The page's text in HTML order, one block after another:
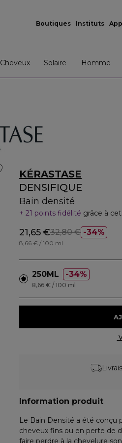
Boutiques Instituts App
Cheveux Solaire Homme
KÉRASTASE
DENSIFIQUE
Bain densité
21 points fidélité grâce à
34%
21,65 €32,80 €
8,66 € / 100 ml
250ML 34%
8,66 € / 100 ml
Information produit
Le Bain Densité a été conçu
cheveux fins ou en perte de
faire perdre à la chevelure